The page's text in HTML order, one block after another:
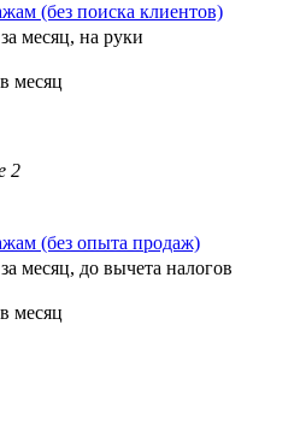
(без поиска клиентов)
за месяц, на руки
месяц
2
(без опыта продаж)
за месяц, до вычета налогов
месяц